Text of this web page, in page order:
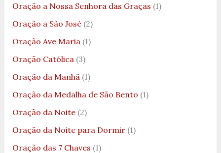
Oração a Nossa Senhora das Graças (1)
Oração a São José(2)
Oração Ave Maria (1)
Oração Católica (3)
Oração da Manhã (1)
Oração da Medalha de São Bento (1)
Oração da Noite(2)
Oração da Noite para Dormir(1)
Oração das 7 Chaves (1)